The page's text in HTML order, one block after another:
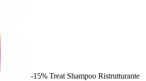
-15% Treat Shampoo Ristrutturante